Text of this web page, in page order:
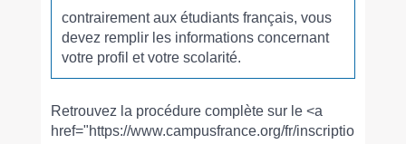
contrairement aux étudiants français, vous
devez remplir les informations concernant
votre profil et votre scolarité.
Retrouvez la procédure complète sur le <a
href="https://www.campusfrance.org/fr/inscriptio